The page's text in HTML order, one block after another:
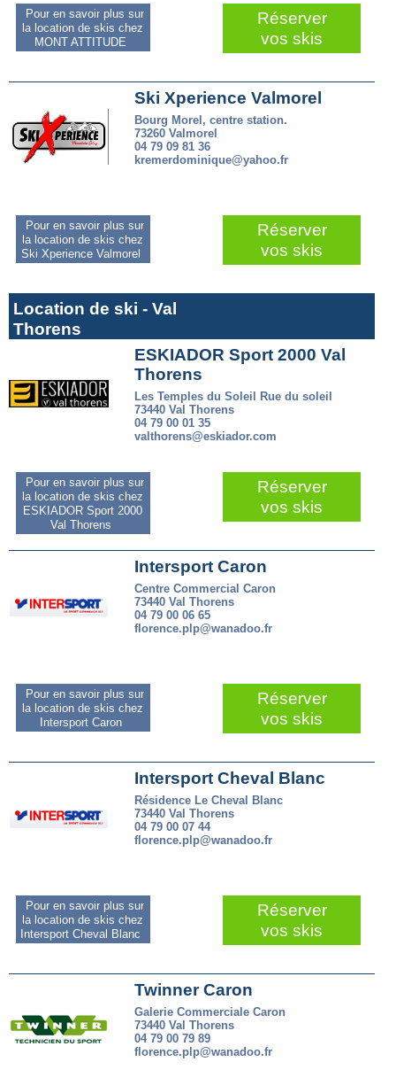
Pour en savoir plus sur
la location de skis chez
MONT ATTITUDE
Réserver
vos skis
Ski Xperience Valmorel
Bourg Morel, centre station.
73260 Valmorel
04 79 09 81 36
kremerdominique@yahoo.fr
Pour en savoir plus sur
la location de skis chez
Ski Xperience Valmorel
Réserver
vos skis
Location de ski - Val
Thorens
ESKIADOR Sport 2000 Val
Thorens
Les Temples du Soleil Rue du soleil
73440 Val Thorens
04 79 00 01 35
valthorens@eskiador.com
Pour en savoir plus sur
la location de skis chez
ESKIADOR Sport 2000
Val Thorens
Réserver
vos skis
Intersport Caron
Centre Commercial Caron
73440 Val Thorens
04 79 00 06 65
florence.plp@wanadoo.fr
Pour en savoir plus sur
la location de skis chez
Intersport Caron
Réserver
vos skis
Intersport Cheval Blanc
Résidence Le Cheval Blanc
73440 Val Thorens
04 79 00 07 44
florence.plp@wanadoo.fr
Pour en savoir plus sur
la location de skis chez
Intersport Cheval Blanc
Réserver
vos skis
Twinner Caron
Galerie Commerciale Caron
73440 Val Thorens
04 79 00 79 89
florence.plp@wanadoo.fr